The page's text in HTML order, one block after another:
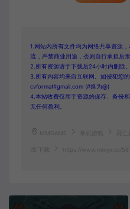
1.网站内所有文件均为网络共享资源
流，严禁商业用途，否则自行承担后果
2.所有资源请于下载后24小时内删除
3.所有内容均来自互联网。如侵犯您
cvformat#gmail.com (#换为@)
4.本站收费仅用于资源的保存、备份
无任何盈利。
MMGAME 死
https://www.mmyx.cc/